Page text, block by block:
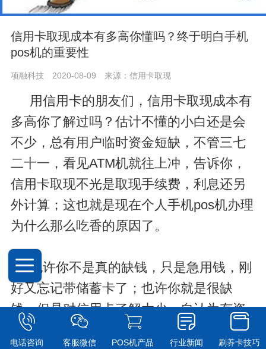
信用卡取现成本有多高你懂吗？终于明白手机
pos机的重要性
项融科技 2020-08-09 来源：信用卡取现
用信用卡的朋友们，信用卡取现成本有
多高你了解过吗？估计不懂的小白还是会
不少，总有用户临时资金短缺，不管三七
二十一，看见ATM机就往上冲，告诉你，
信用卡取现不光是取现手续费，利息还另
外计算；这也就是现在个人手机pos机办理
为什么那么吃香的原因了。
也许你不是真的缺钱，只是急用钱，刚
好又忘记带储蓄卡了；也许你就是很缺
钱，但是对信用卡了解太少，自认为有资
金周转总比向亲朋好友借钱更爽快。但是
电话咨询 客服微信 POS机产品 行业新闻 刷养卡技巧